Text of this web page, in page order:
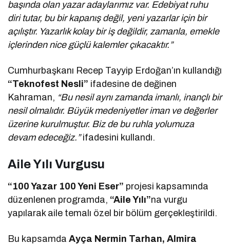
başında olan yazar adaylarımız var. Edebiyat ruhu
diri tutar, bu bir kapanış değil, yeni yazarlar için bir
açılıştır. Yazarlık kolay bir iş değildir, zamanla, emekle
içlerinden nice güçlü kalemler çıkacaktır.”
Cumhurbaşkanı Recep Tayyip Erdoğan’ın kullandığı
“Teknofest Nesli” ifadesine de değinen
Kahraman, “Bu nesil aynı zamanda imanlı, inançlı bir
nesil olmalıdır. Büyük medeniyetler iman ve değerler
üzerine kurulmuştur. Biz de bu ruhla yolumuza
devam edeceğiz.”ifadesini kullandı.
Aile Yılı Vurgusu
“100 Yazar 100 Yeni Eser” projesi kapsamında
düzenlenen programda, “Aile Yılı”na vurgu
yapılarak aile temalı özel bir bölüm gerçekleştirildi.
Bu kapsamdaAyça Nermin Tarhan, Almira